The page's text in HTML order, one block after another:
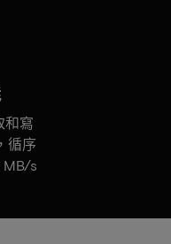
和寫
循序
MB/s